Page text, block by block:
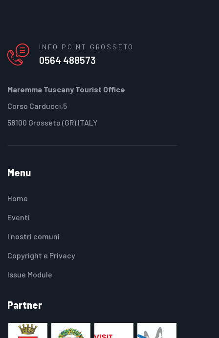
INFO POINT GROSSETO
0564 488573
Maremma Tuscany Tourist Office
Corso Carducci,5
58100 Grosseto (GR) ITALY
Menu
Home
Eventi
I nostri comuni
Copyright e Privacy
Issue Module
Partner